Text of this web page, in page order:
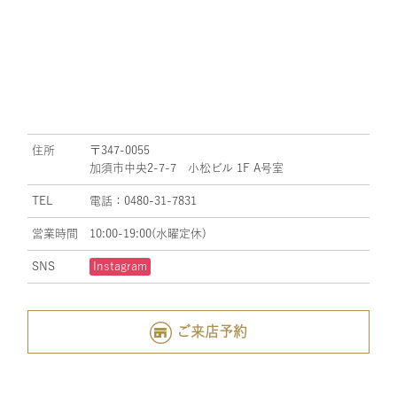
住所
〒347-0055
加須市中央2-7-7 小松ビル 1F A号室
TEL 電話：0480-31-7831
営業時間 10:00-19:00(水曜定休)
SNS Instagram
ご来店予約